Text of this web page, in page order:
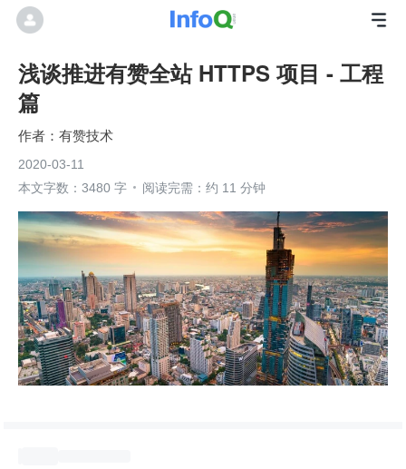
浅谈推进有赞全站 HTTPS 项目 - 工程
篇
有赞技术
2020-03-11
本文字数：3480 字
阅读完需：约 11 分钟